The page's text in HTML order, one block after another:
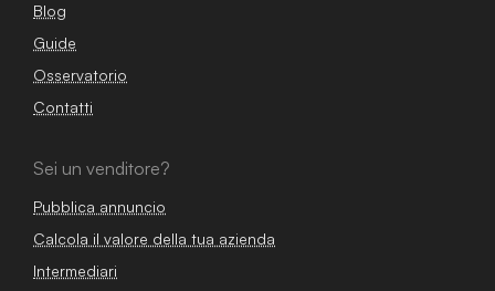
Blog
Guide
Osservatorio
Contatti
Sei un venditore?
Pubblica annuncio
Calcola il valore della tua azienda
Intermediari